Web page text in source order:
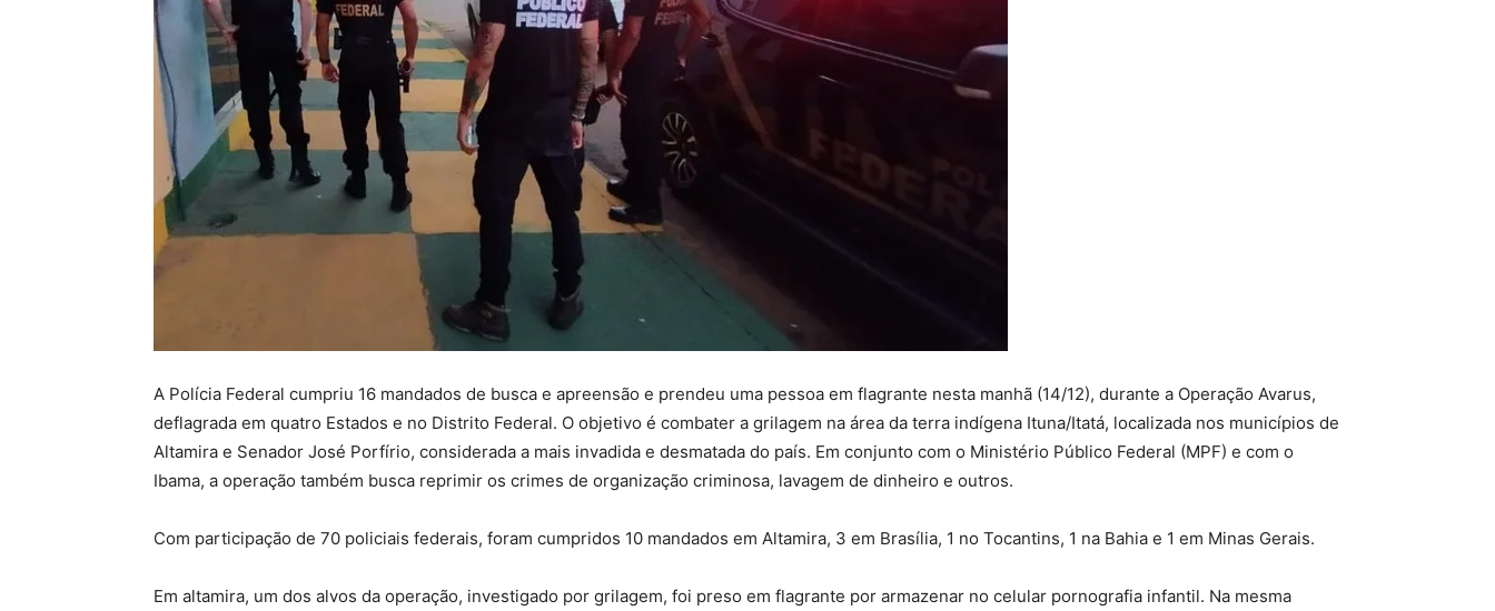
A Polícia Federal cumpriu 16 mandados de busca e apreensão e prendeu uma pessoa em flagrante nesta manhã (14/12), durante a Operação Avarus,
deflagrada em quatro Estados e no Distrito Federal. O objetivo é combater a grilagem na área da terra indígena Ituna/Itatá, localizada nos municípios de
Altamira e Senador José Porfírio, considerada a mais invadida e desmatada do país. Em conjunto com o Ministério Público Federal (MPF) e com o
Ibama, a operação também busca reprimir os crimes de organização criminosa, lavagem de dinheiro e outros.
Com participação de 70 policiais federais, foram cumpridos 10 mandados em Altamira, 3 em Brasília, 1 no Tocantins, 1 na Bahia e 1 em Minas Gerais.
Em altamira, um dos alvos da operação, investigado por grilagem, foi preso em flagrante por armazenar no celular pornografia infantil. Na mesma